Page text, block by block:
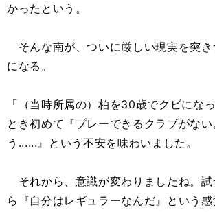
かったという。
そんな南が、ついに厳しい現実を突き
になる。
「（当時所属の）柏を30歳でクビにな
とき初めて『プレーできるクラブがない
う......』という不安を味わいました。
それから、意識が変わりましたね。試
ら『自分はレギュラーなんだ』という